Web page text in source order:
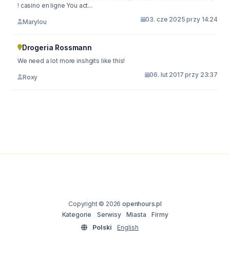
! casino en ligne You act...
Marylou 03. cze 2025 przy 14:24
Drogeria Rossmann
We need a lot more inshgits like this!
Roxy 06. lut 2017 przy 23:37
Copyright © 2026openhours.pl
Kategorie
Serwisy Miasta
Firmy
Polski
English